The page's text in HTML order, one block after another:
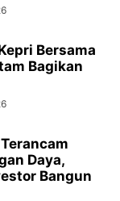
Bersama
Bagikan
Daya,
Bangun